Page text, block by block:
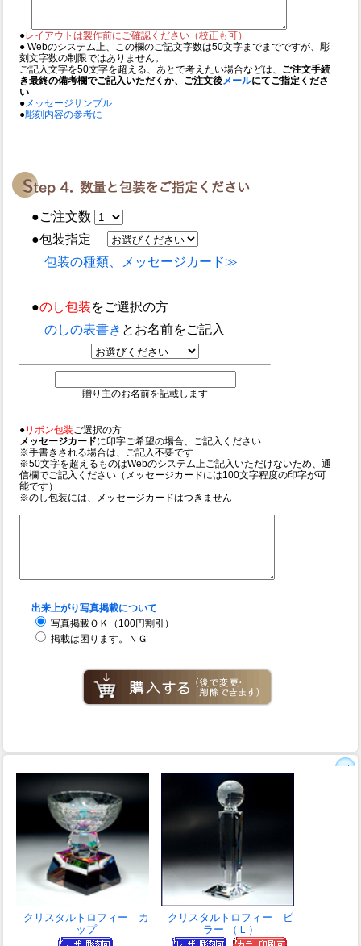
●レイアウトは製作前にご確認ください（校正も可）
● Webのシステム上、この欄のご記文字数は50文字までまでですが、彫
刻文字数の制限ではありません。
ご記入文字を50文字を超える、あとで考えたい場合などは、 ご注文手続
き最終の備考欄でご記入いただくか、ご注文後メールにてご指定くださ
い
●メッセージサンプル
●彫刻内容の参考に
●ご注文数
●包装指定
包装の種類、メッセージカード≫
●のし包装をご選択の方
のしの表書き とお名前をご記入
贈り主のお名前を記載します
●リボン包装ご選択の方
メッセージカードに印字ご希望の場合、ご記入ください
※手書きされる場合は、ご記入不要です
※50文字を超えるものはWebのシステム上ご記入いただけないため、通
信欄でご記入ください（メッセージカードには100文字程度の印字が可
能です）
※のし包装には、メッセージカードはつきません
出来上がり写真掲載について
写真掲載ＯＫ（100円割引）
掲載は困ります。ＮＧ
クリスタルトロフィー カ
ップ
クリスタルトロフィー ピ
ラー （Ｌ）